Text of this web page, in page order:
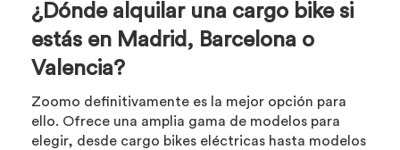
¿Dónde alquilar una cargo bike si
estás en Madrid, Barcelona o
Valencia?
Zoomo definitivamente es la mejor opción para
ello. Ofrece una amplia gama de modelos para
elegir, desde cargo bikes eléctricas hasta modelos